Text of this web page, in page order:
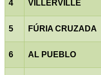
4 VILLERVILLE
5 FÚRIA CRUZADA
6 AL PUEBLO